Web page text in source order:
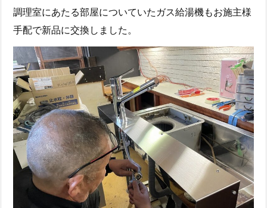
調理室にあたる部屋についていたガス給湯機もお施主様
手配で新品に交換しました。